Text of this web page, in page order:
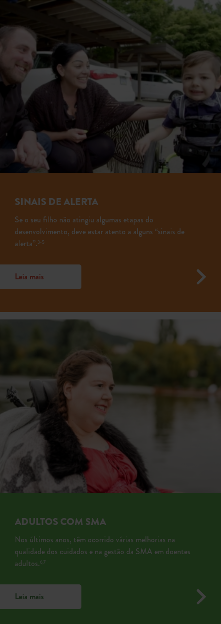
SINAIS DE ALERTA
Se o seu filho não atingiu algumas etapas do
desenvolvimento, deve estar atento a alguns “sinais de
alerta”.3-5
Leia mais
ADULTOS COM SMA
Nos últimos anos, têm ocorrido várias melhorias na
qualidade dos cuidados e na gestão da SMA em doentes
adultos.6,7
Leia mais